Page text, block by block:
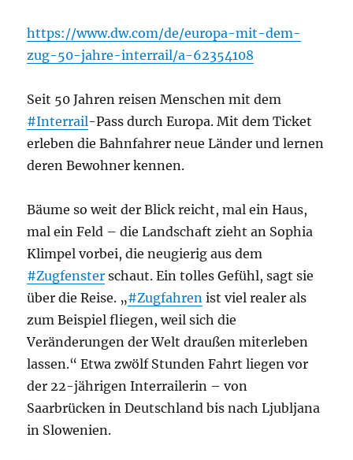
https://www.dw.com/de/europa-mit-dem-
zug-50-jahre-interrail/a-62354108
Seit 50 Jahren reisen Menschen mit dem
#Interrail-Pass durch Europa. Mit dem Ticket
erleben die Bahnfahrer neue Länder und lernen
deren Bewohner kennen.
Bäume so weit der Blick reicht, mal ein Haus,
mal ein Feld – die Landschaft zieht an Sophia
Klimpel vorbei, die neugierig aus dem
#Zugfenster schaut. Ein tolles Gefühl, sagt sie
über die Reise. „#Zugfahren ist viel realer als
zum Beispiel fliegen, weil sich die
Veränderungen der Welt draußen miterleben
lassen.“ Etwa zwölf Stunden Fahrt liegen vor
der 22-jährigen Interrailerin – von
Saarbrücken in Deutschland bis nach Ljubljana
in Slowenien.